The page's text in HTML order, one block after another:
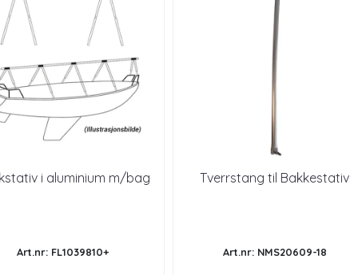
i aluminium m/bag
Art.nr: FL1039810+
Tverrstang til Bakkestativ
Art.nr: NMS20609-18